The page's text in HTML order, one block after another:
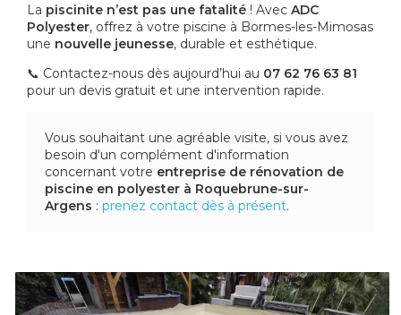
La piscinite n’est pas une fatalité ! Avec ADC
Polyester, offrez à votre piscine à Bormes-les-Mimosas
une nouvelle jeunesse, durable et esthétique.
📞 Contactez-nous dès aujourd’hui au 07 62 76 63 81
pour un devis gratuit et une intervention rapide.
Vous souhaitant une agréable visite, si vous avez
besoin d'un complément d'information
concernant votre entreprise de rénovation de
piscine en polyester à Roquebrune-sur-
Argens : prenez contact dès à présent.